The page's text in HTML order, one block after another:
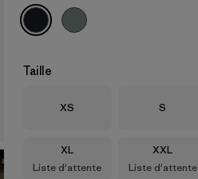
Taille
Taille
XS Taille
S
Taille
XL
Liste d'attente
Taille
XXL
Liste d'attente